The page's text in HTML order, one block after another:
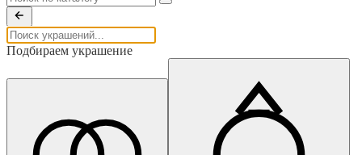
Подбираем украшение